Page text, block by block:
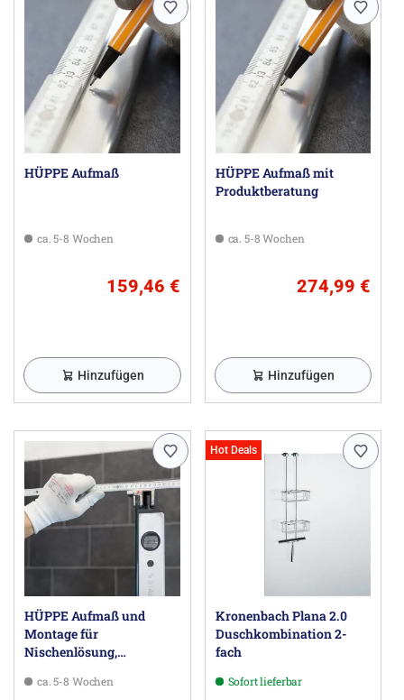
Made in Germany
im Lieferumfang enthalten: Befestigungsmaterial,
Montageanleitung
10-jährige Nachkaufgarantie auf Verschleißteile nach
Erwerb des Produktes
Qualitätssicherungssystem zertifiziert nach DIN EN
ISO 9001:2015
Energiemanagement zertifiziert nach DIN EN
50001:2011
bei Maßanfertigung sind Schräge/Ausschnitt im 2.
Bei der Glasvariante "Spiegelglas" bitte angeben, welches
Herstellerinformationen
DE, hueppe@hueppe.com
HÜPPE Aufmaß
ca. 5-8 Wochen
159,46 €
Hinzufügen
HÜPPE Aufmaß mit
Produktberatung
ca. 5-8 Wochen
274,99 €
Hinzufügen
HÜPPE Aufmaß und
Montage für
Nischenlösung,
Badewannenmodelle
ca. 5-8 Wochen
Hot Deals
Kronenbach Plana 2.0
Duschkombination 2-
fach
Sofort lieferbar